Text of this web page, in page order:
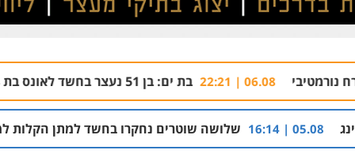
בת ים: בן 51 נעצר בחשד לאונס בת 18 בבית מלון 21:59
שלושה שוטרים נחקרו בחשד למתן הקלות למועדון בבעלות